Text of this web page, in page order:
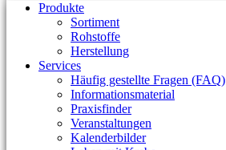
Produkte
Sortiment
Rohstoffe
Herstellung
Services
Häufig gestellte Fragen (FAQ)
Informationsmaterial
Praxisfinder
Veranstaltungen
Kalenderbilder